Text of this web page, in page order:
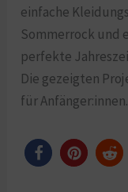
einfache
Sommerrock und
perfekte
Die gezeigten
für Anfänger:innen.